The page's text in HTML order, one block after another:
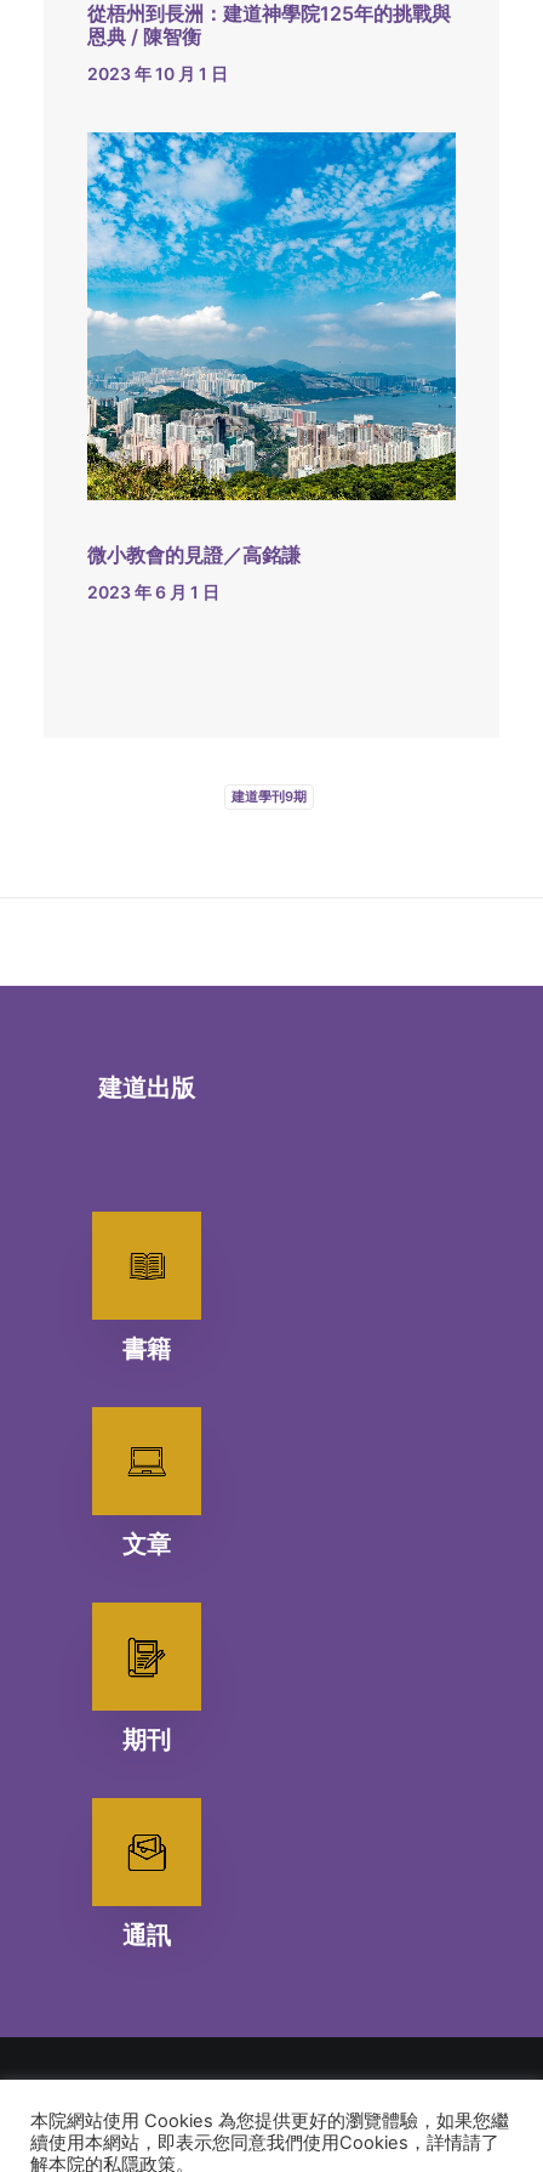
從梧州到長洲：建道神學院125年的挑戰與
恩典 / 陳智衡
2023 年 10 月 1 日
微小教會的見證／高銘謙
2023 年 6 月 1 日
建道學刊9期
建道出版
書籍
文章
期刊
通訊
© 2026 建道神學院Alliance Bible Seminary. All rights reserved
本院網站使用 Cookies 為您提供更好的瀏覽體驗，如果您繼
續使用本網站，即表示您同意我們使用Cookies，詳情請了
解本院的私隱政策。